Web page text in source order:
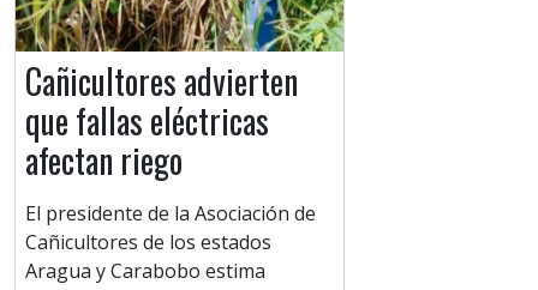
Cañicultores advierten
que fallas eléctricas
afectan riego
El presidente de la Asociación de
Cañicultores de los estados
Aragua y Carabobo estima